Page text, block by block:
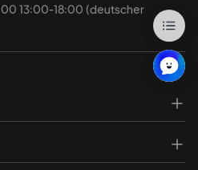
13:00-18:00 (deutscher